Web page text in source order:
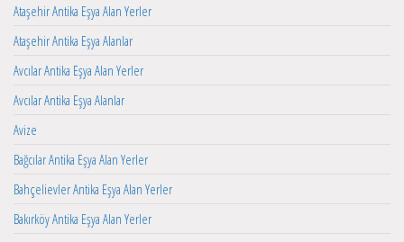
Ataşehir Antika Eşya Alan Yerler
Ataşehir Antika Eşya Alanlar
Avcılar Antika Eşya Alan Yerler
Avcılar Antika Eşya Alanlar
Avize
Bağcılar Antika Eşya Alan Yerler
Bahçelievler Antika Eşya Alan Yerler
Bakırköy Antika Eşya Alan Yerler